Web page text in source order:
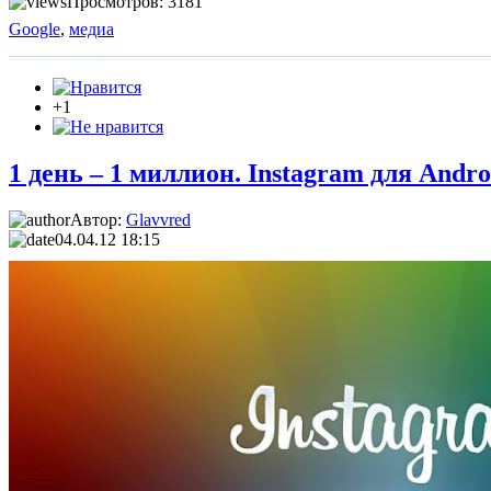
Google, медиа
+1
1 день – 1 миллион. Instagram для
Автор: Glavvred
04.04.12 18:15